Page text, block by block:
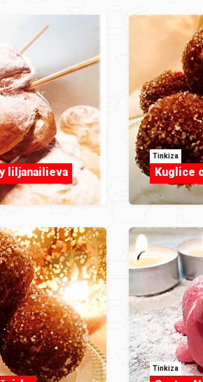
liljanailieva
Tinkiza
Kuglice
Tinkiza